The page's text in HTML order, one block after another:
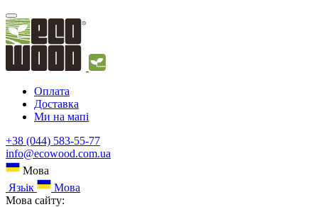
Оплата
Доставка
Ми на мапі
+38 (044) 583-55-77
info@ecowood.com.ua
Мова
Язьік
Мова
Мова сайту: